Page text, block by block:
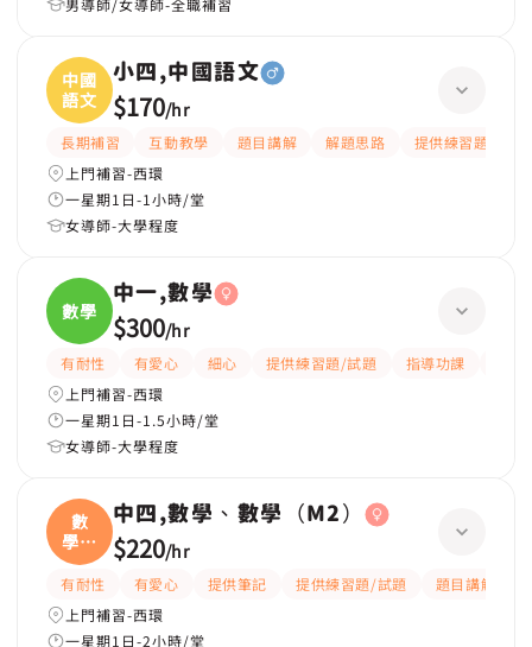
男導師/女導師-全職補習
中國
語文
小四,中國語文
$170/hr
長期補習 互動教學 題目講解 解題思路
提供練習題/試題
上門補習-西環
一星期1日-1小時/堂
女導師-大學程度
數學
中一,數學
$300/hr
有耐性 有愛心 細心 提供練習題/試題 指導功課
上門補習-西環
一星期1日-1.5小時/堂
女導師-大學程度
數
學、
數學
中四,數學、數學（M2）
$220/hr
有耐性 有愛心 提供筆記 提供練習題/試題 題目講解
上門補習-西環
一星期1日-2小時/堂